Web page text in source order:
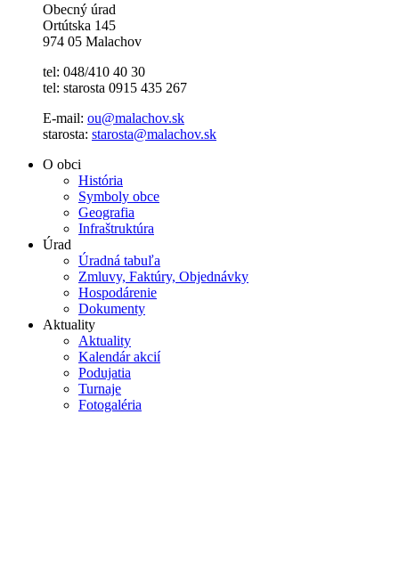
Obecný úrad
Ortútska 145
974 05 Malachov
tel: 048/410 40 30
tel: starosta 0915 435 267
E-mail: ou@malachov.sk
starosta: starosta@malachov.sk
O obci
História
Symboly obce
Geografia
Infraštruktúra
Úrad
Úradná tabuľa
Zmluvy, Faktúry, Objednávky
Hospodárenie
Dokumenty
Aktuality
Aktuality
Kalendár akcií
Podujatia
Turnaje
Fotogaléria